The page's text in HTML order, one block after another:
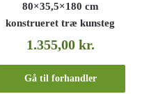
80×35,5×180 cm
konstrueret træ kunsteg
1.355,00 kr.
Gå til forhandler